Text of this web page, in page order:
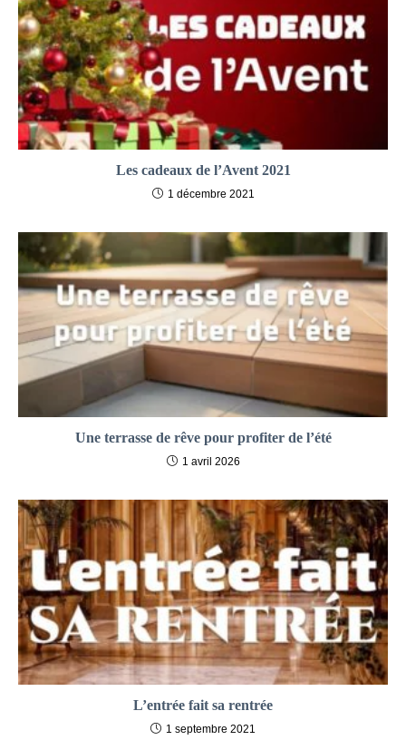
Les cadeaux de l’Avent 2021
1 décembre 2021
Une terrasse de rêve pour profiter de l’été
1 avril 2026
L’entrée fait sa rentrée
1 septembre 2021